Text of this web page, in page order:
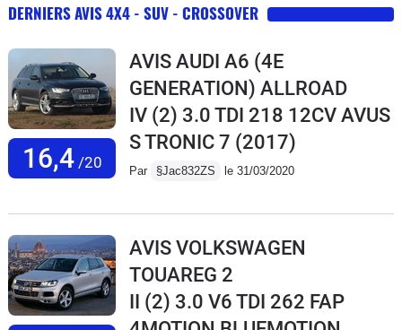
DERNIERS AVIS 4X4 - SUV - CROSSOVER
16,4/20
AVIS AUDI A6 (4E
GENERATION) ALLROAD
IV (2) 3.0 TDI 218 12CV AVUS
S TRONIC 7 (2017)
Par §Jac832ZS le 31/03/2020
AVIS VOLKSWAGEN
TOUAREG 2
II (2) 3.0 V6 TDI 262 FAP